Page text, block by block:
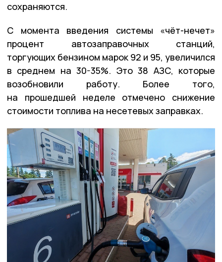
сохраняются.
С момента введения системы «чёт-нечет»
процент автозаправочных станций,
торгующих бензином марок 92 и 95, увеличился
в среднем на 30-35%. Это 38 АЗС, которые
возобновили работу. Более того,
на прошедшей неделе отмечено снижение
стоимости топлива на несетевых заправках.